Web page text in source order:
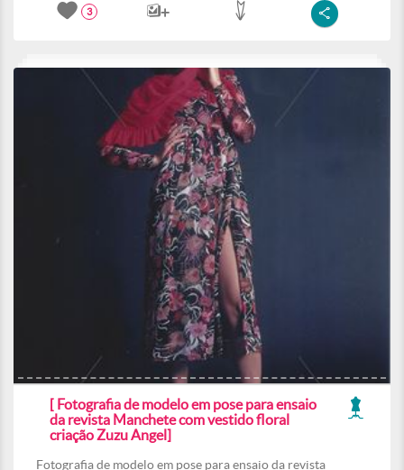
3
[ Fotografia de modelo em pose para ensaio
da revista Manchete com vestido floral
criação Zuzu Angel]
Fotografia de modelo em pose para ensaio da revista